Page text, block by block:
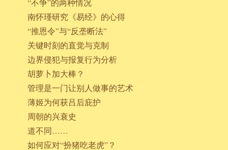
南怀瑾研究《易经》的心得
“推恩令”与“反垄断法”
关键时刻的直觉与克制
边界侵犯与报复行为分析
胡萝卜加大棒？
管理是一门让别人做事的艺术
薄姬为何获吕后庇护
周朝的兴衰史
道不同……
如何应对“扮猪吃老虎”？